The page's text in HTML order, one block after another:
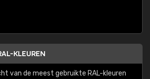
KLEUREN
van de meest gebruikte RAL-kleuren